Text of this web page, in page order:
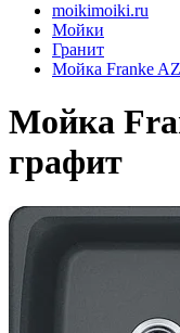
moikimoiki.ru
Мойки
Гранит
Мойка Franke
Мойка
графит